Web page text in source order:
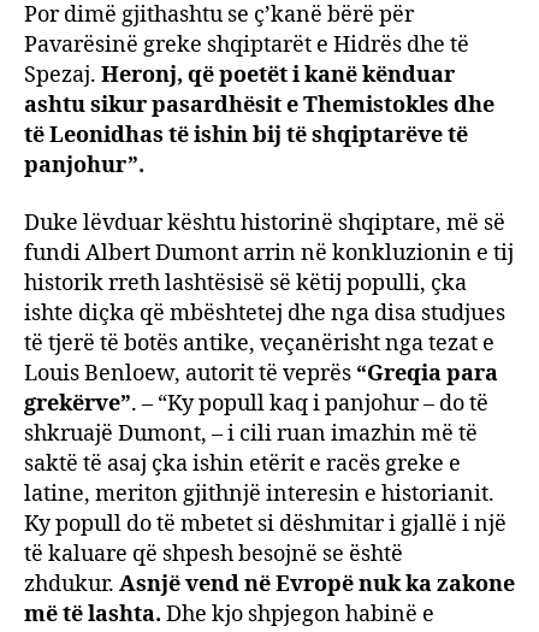
Por dimë gjithashtu se ç’kanë bërë për
Pavarësinë greke shqiptarët e Hidrës dhe të
Spezaj. Heronj, që poetët i kanë kënduar
ashtu sikur pasardhësit e Themistokles dhe
të Leonidhas të ishin bij të shqiptarëve të
panjohur”.
Duke lëvduar kështu historinë shqiptare, më së
fundi Albert Dumont arrin në konkluzionin e tij
historik rreth lashtësisë së këtij populli, çka
ishte diçka që mbështetej dhe nga disa studjues
të tjerë të botës antike, veçanërisht nga tezat e
Louis Benloew, autorit të veprës “Greqia para
grekërve”. – “Ky popull kaq i panjohur – do të
shkruajë Dumont, – i cili ruan imazhin më të
saktë të asaj çka ishin etërit e racës greke e
latine, meriton gjithnjë interesin e historianit.
Ky popull do të mbetet si dëshmitar i gjallë i një
të kaluare që shpesh besojnë se është
zhdukur. Asnjë vend në Evropë nuk ka zakone
më të lashta. Dhe kjo shpjegon habinë e